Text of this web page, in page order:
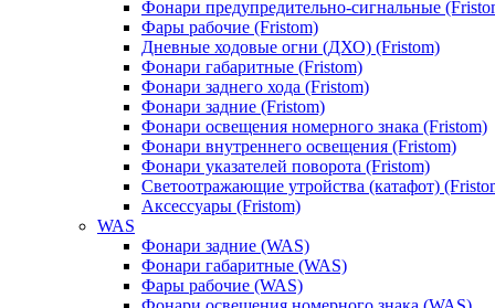
Фонари предупредительно-сигнальные
Фары рабочие (Fristom)
Дневные ходовые огни (ДХО) (Fristom)
Фонари габаритные (Fristom)
Фонари заднего хода (Fristom)
Фонари задние (Fristom)
Фонари освещения номерного знака (Fristom)
Фонари внутреннего освещения (Fristom)
Фонари указателей поворота (Fristom)
Светоотражающие утройства (катафот)
Аксессуары (Fristom)
WAS
Фонари задние (WAS)
Фонари габаритные (WAS)
Фары рабочие (WAS)